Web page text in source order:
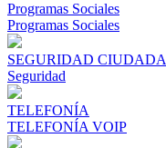
Programas Sociales
Programas Sociales
SEGURIDAD
Seguridad
TELEFONÍA
TELEFONÍA VOIP